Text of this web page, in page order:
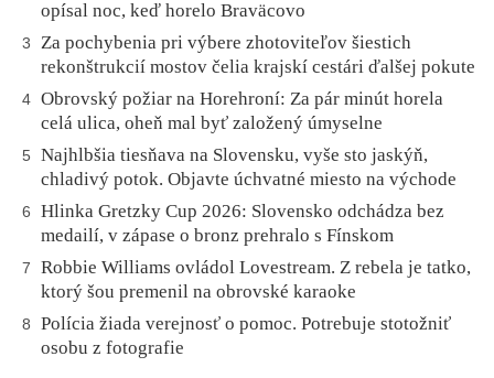
opísal noc, keď horelo Braväcovo
3
Za pochybenia pri výbere zhotoviteľov šiestich
rekonštrukcií mostov čelia krajskí cestári ďalšej pokute
4 Obrovský požiar na Horehroní: Za pár minút horela
celá ulica, oheň mal byť založený úmyselne
5
Najhlbšia tiesňava na Slovensku, vyše sto jaskýň,
chladivý potok. Objavte úchvatné miesto na východe
6
Hlinka Gretzky Cup 2026: Slovensko odchádza bez
medailí, v zápase o bronz prehralo s Fínskom
7
Robbie Williams ovládol Lovestream. Z rebela je tatko,
ktorý šou premenil na obrovské karaoke
8
Polícia žiada verejnosť o pomoc. Potrebuje stotožniť
osobu z fotografie